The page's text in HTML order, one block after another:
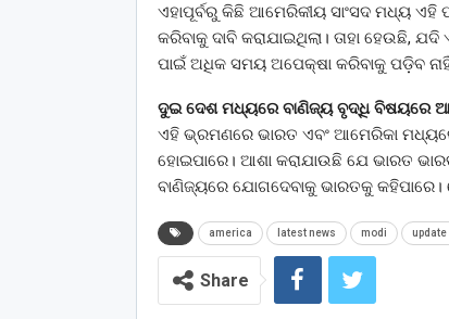
ଏହାପୂର୍ବରୁ କିଛି ଆମେରିକୀୟ ସାଂସଦ ମଧ୍ୟ
କରିବାକୁ ଦାବି କରାଯାଇଥିଲା। ତାହା ହେଉଛି,
ପାଇଁ ଅଧିକ ସମୟ ଅପେକ୍ଷା କରିବାକୁ ପଡ଼ିବ
ଦୁଇ ଦେଶ ମଧ୍ୟରେ ବାଣିଜ୍ୟ ବୃଦ୍ଧି ବିଷୟରେ
ଏହି ଭ୍ରମଣରେ ଭାରତ ଏବଂ ଆମେରିକା
ହୋଇପାରେ। ଆଶା କରାଯାଉଛି ଯେ ଭାରତ
ବାଣିଜ୍ୟରେ ଯୋଗଦେବାକୁ ଭାରତକୁ
america latest news modi update
Share